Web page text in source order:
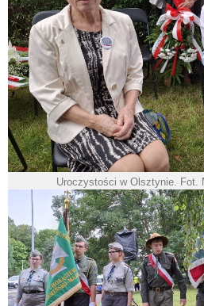
Uroczystości w Olsztynie. Fot.